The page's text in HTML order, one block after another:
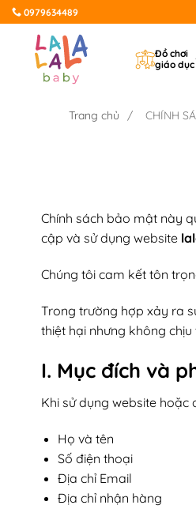
Bỏ
qua
0979634489
Đồ chơi
giáo dục
Trang chủ / CHÍNH
Chính sách bảo mật này
cập và sử dụng website
Chúng tôi cam kết tôn
Trong trường hợp xảy ra
thiệt hại nhưng không
I. Mục đích và
Khi sử dụng website
Họ và tên
Số điện thoại
Địa chỉ Email
Địa chỉ nhận hàng